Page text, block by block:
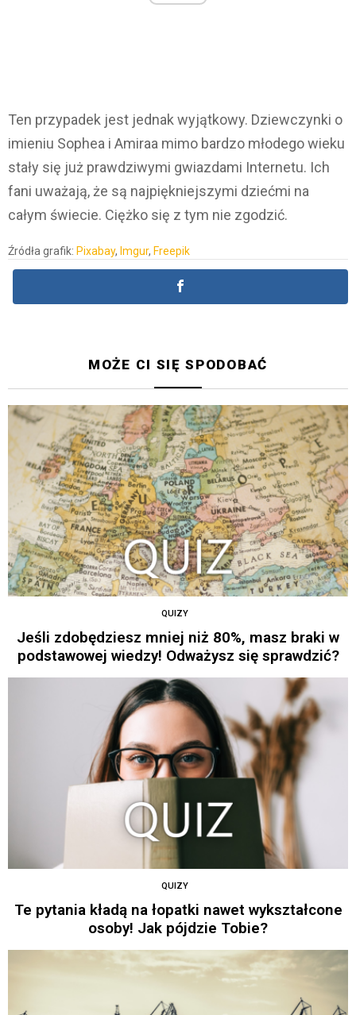
Ten przypadek jest jednak wyjątkowy. Dziewczynki o
imieniu Sophea i Amiraa mimo bardzo młodego wieku
stały się już prawdziwymi gwiazdami Internetu. Ich
fani uważają, że są najpiękniejszymi dziećmi na
całym świecie. Ciężko się z tym nie zgodzić.
Źródła grafik: Pixabay, Imgur, Freepik
MOŻE CI SIĘ SPODOBAĆ
QUIZY
Jeśli zdobędziesz mniej niż 80%, masz braki w
podstawowej wiedzy! Odważysz się sprawdzić?
QUIZY
Te pytania kładą na łopatki nawet wykształcone
osoby! Jak pójdzie Tobie?